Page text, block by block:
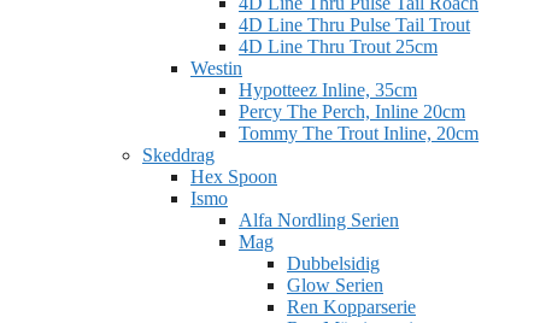
4D Line Thru Pulse Tail Trout
4D Line Thru Trout 25cm
Westin
Hypotteez Inline, 35cm
Percy The Perch, Inline 20cm
Tommy The Trout Inline, 20cm
Skeddrag
Hex Spoon
Ismo
Alfa Nordling Serien
Mag
Dubbelsidig
Glow Serien
Ren Kopparserie